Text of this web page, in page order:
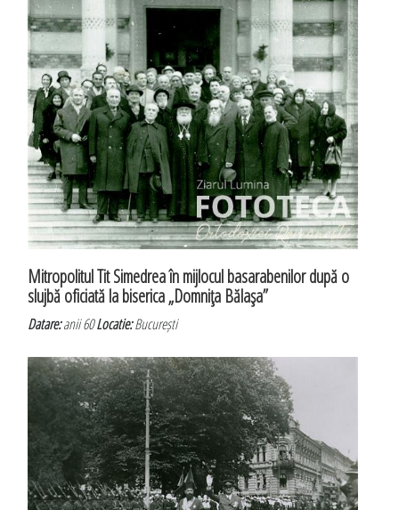
Mitropolitul Tit Simedrea în mijlocul basarabenilor după o
slujbă oficiată la biserica „Domniţa Bălaşa”
Datare:anii 60Locatie:București